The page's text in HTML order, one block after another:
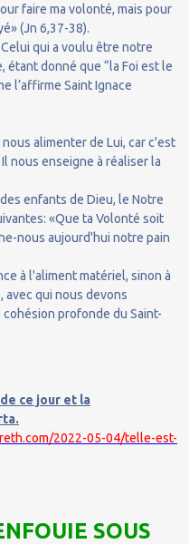
faire ma volonté, mais pour
(Jn 6,37-38).
qui a voulu être notre
donné que “la Foi est le
l’affirme Saint Ignace
alimenter de Lui, car c'est
nous enseigne à réaliser la
enfants de Dieu, le Notre
«Que ta Volonté soit
nous aujourd'hui notre pain
à l'aliment matériel, sinon à
avec qui nous devons
profonde du Saint-
ce jour et la
2022-05-04/telle-est-
SOUS